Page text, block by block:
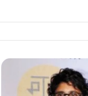
शादीशुदा